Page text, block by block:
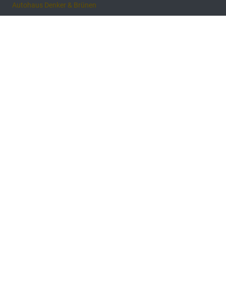
Autohaus Denker & Brünen